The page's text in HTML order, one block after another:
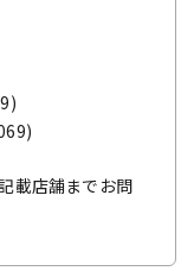
載店舗までお問